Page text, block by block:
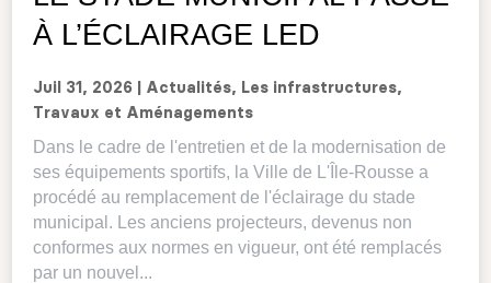
À L’ÉCLAIRAGE LED
Juil 31, 2026 Actualités, Les infrastructures,
Travaux et Aménagements
Dans le cadre de l'entretien et de la modernisation de
ses équipements sportifs, la Ville de L'Île-Rousse a
procédé au remplacement de l'éclairage du stade
municipal. Les anciens projecteurs, devenus non
conformes aux normes en vigueur, ont été remplacés
par un nouvel...